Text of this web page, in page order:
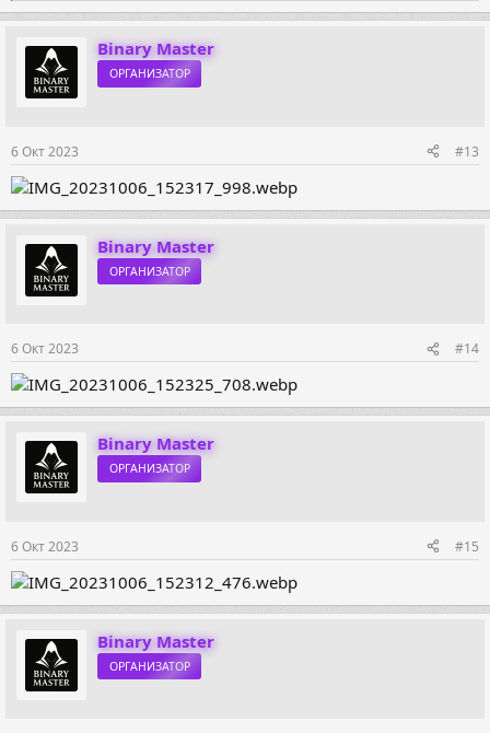
е
а
и
Binary Master
ОРГАНИЗАТОР
6 Окт 2023 #13
Binary Master
ОРГАНИЗАТОР
6 Окт 2023 #14
Binary Master
ОРГАНИЗАТОР
6 Окт 2023 #15
Binary Master
ОРГАНИЗАТОР